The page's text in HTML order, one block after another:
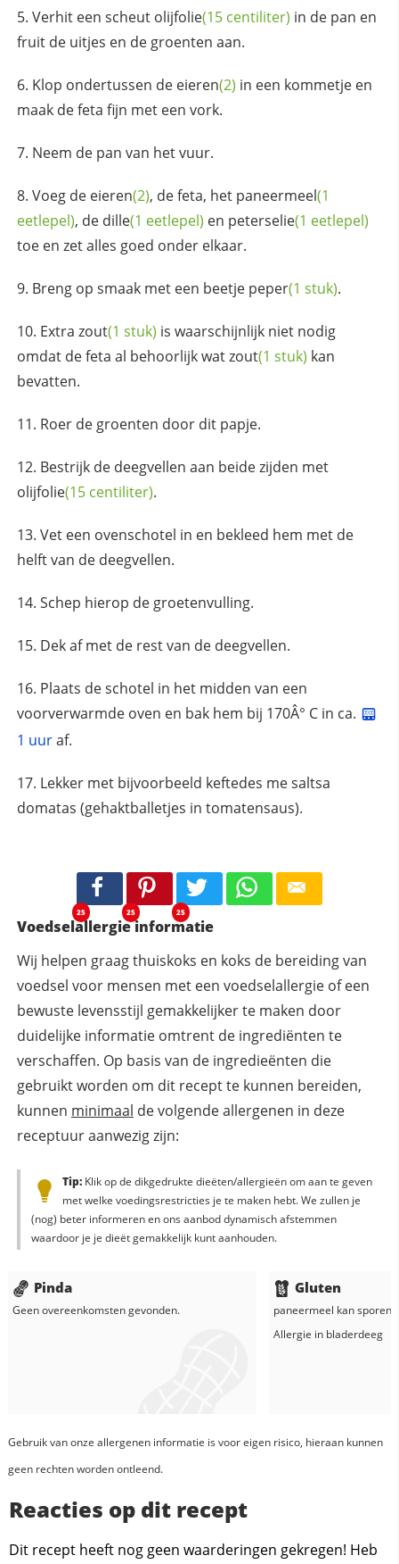
Verhit een scheut olijfolie(15 centiliter) in de pan en
fruit de uitjes en de groenten aan.
Klop ondertussen de eieren(2) in een kommetje en
maak de feta fijn met een vork.
Neem de pan van het vuur.
Voeg de eieren(2), de feta, het paneermeel(1
eetlepel), de dille(1 eetlepel) en peterselie(1 eetlepel)
toe en zet alles goed onder elkaar.
Breng op smaak met een beetje peper(1 stuk).
Extra zout(1 stuk) is waarschijnlijk niet nodig
omdat de feta al behoorlijk watzout(1 stuk) kan
bevatten.
Roer de groenten door dit papje.
Bestrijk de deegvellen aan beide zijden met
olijfolie(15 centiliter).
Vet een ovenschotel in en bekleed hem met de
helft van de deegvellen.
Schep hierop de groetenvulling.
Dek af met de rest van de deegvellen.
Plaats de schotel in het midden van een
voorverwarmde oven en bak hem bij 170Â° C in ca.
1 uuraf.
Lekker met bijvoorbeeld keftedes me saltsa
domatas (gehaktballetjes in tomatensaus).
25 25 25
Voedselallergie informatie
Wij helpen graag thuiskoks en koks de bereiding van
voedsel voor mensen met een voedselallergie of een
bewuste levensstijl gemakkelijker te maken door
duidelijke informatie omtrent de ingrediënten te
verschaffen. Op basis van de ingredieënten die
gebruikt worden om dit recept te kunnen bereiden,
kunnen minimaal de volgende allergenen in deze
receptuur aanwezig zijn:
Tip:Klik op de dikgedrukte dieëten/allergieën om aan te geven
met welke voedingsrestricties je te maken hebt. We zullen je
(nog) beter informeren en ons aanbod dynamisch afstemmen
waardoor je je dieët gemakkelijk kunt aanhouden.
Pinda
Geen overeenkomsten gevonden.
Gluten
paneermeel kan sporen
Allergie in bladerdeeg
Gebruik van onze allergenen informatie is voor eigen risico, hieraan kunnen
geen rechten worden ontleend.
Reacties op dit recept
Dit recept heeft nog geen waarderingen gekregen! Heb